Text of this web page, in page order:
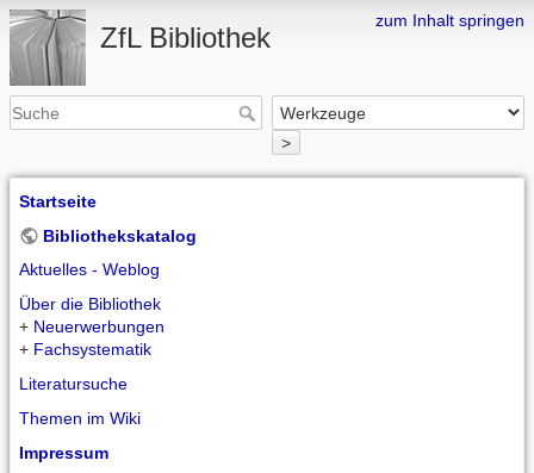
zum Inhalt springen
ZfL Bibliothek
>
Startseite
Bibliothekskatalog
Aktuelles - Weblog
Über die Bibliothek
+ Neuerwerbungen
+ Fachsystematik
Literatursuche
Themen im Wiki
Impressum